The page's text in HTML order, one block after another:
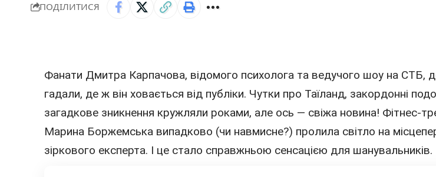
ПОДІЛИТИСЯ
Фанати Дмитра Карпачова, відомого психолога та ведучого шоу на СТБ,
гадали, де ж він ховається від публіки. Чутки про Таїланд, закордонні
загадкове зникнення кружляли роками, але ось — свіжа новина! Фітнес-
Марина Боржемська випадково (чи навмисне?) пролила світло на
зіркового експерта. І це стало справжньою сенсацією для шанувальників.